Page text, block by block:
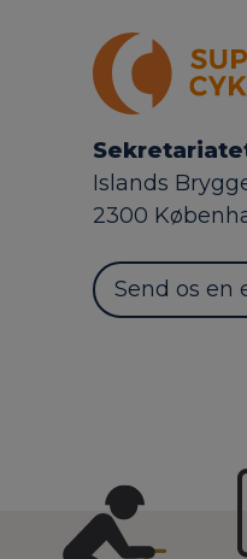
Islands
2300
Send os en